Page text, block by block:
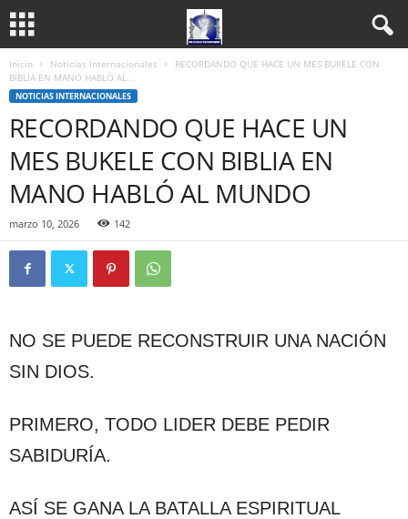
Inicio Noticias Internacionales
RECORDANDO QUE HACE UN MES BUKELE CON
BIBLIA EN MANO HABLÓ AL...
NOTICIAS INTERNACIONALES
RECORDANDO QUE HACE UN
MES BUKELE CON BIBLIA EN
MANO HABLÓ AL MUNDO
marzo 10, 2026 142
NO SE PUEDE RECONSTRUIR UNA NACIÓN
SIN DIOS.
PRIMERO, TODO LIDER DEBE PEDIR
SABIDURÍA.
ASÍ SE GANA LA BATALLA ESPIRITUAL